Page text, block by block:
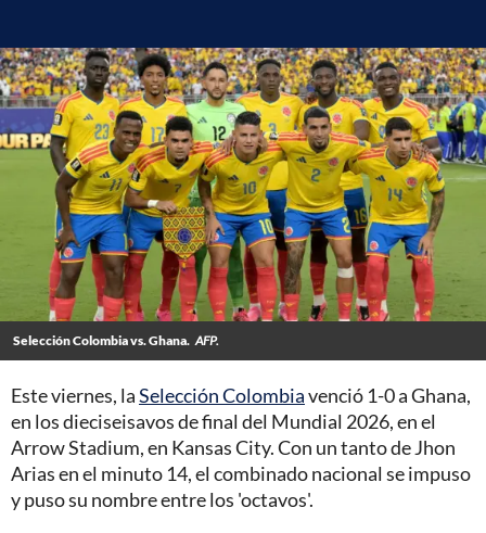
Selección Colombia vs. Ghana. AFP.
Este viernes, laSelección Colombiavenció 1-0 a Ghana,
en los dieciseisavos de final del Mundial 2026, en el
Arrow Stadium, en Kansas City. Con un tanto de Jhon
Arias en el minuto 14, el combinado nacional se impuso
y puso su nombre entre los 'octavos'.